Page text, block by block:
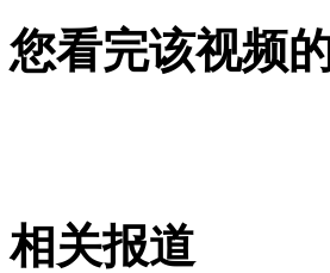
伦敦希腊奥林匹克屋因差钱被迫
您看完该视频
相关报道